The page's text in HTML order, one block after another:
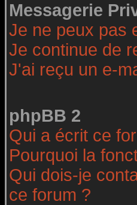
Messagerie
Je ne peux pas
Je continue de
J'ai reçu un e-
phpBB 2
Qui a écrit ce
Pourquoi la
Qui dois-je
ce forum ?